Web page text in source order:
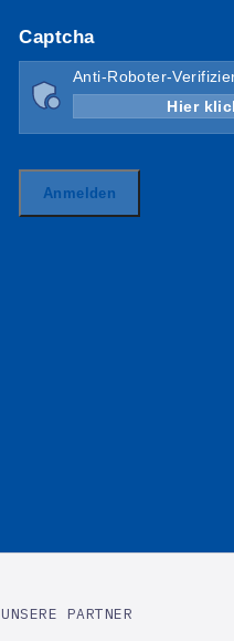
UNSERE PARTNER